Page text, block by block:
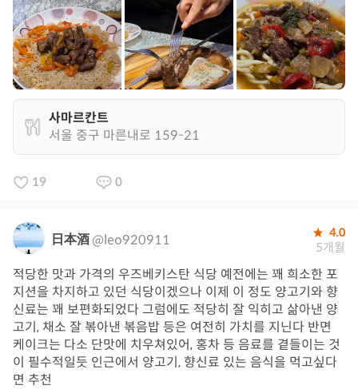
사마르칸트
서울 중구 마른내로 159-21
19 0
日本酒@leo920911 4.0
5개월
적당한 맛과 가격의 우즈베키스탄 식당 예전에는 꽤 희소한 포
지션을 차지하고 있던 식당이겠으나 이제 이 정도 양고기와 향
신료는 꽤 보편화되었다 그럼에도 적당히 잘 익히고 삶아낸 양
고기, 채소 잘 볶아낸 볶음밥 등은 여전히 가치를 지닌다 반면
케이크는 다소 단맛에 치우쳐있어, 홍차 등 음료를 곁들이는 것
이 필수적일듯 인근에서 양고기, 향신료 있는 음식을 먹고싶다
면 추천